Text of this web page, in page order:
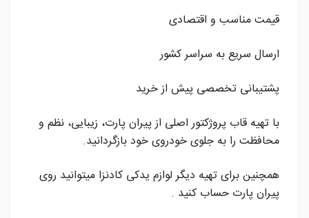
قیمت مناسب و اقتصادی
ارسال سریع به سراسر کشور
پشتیبانی تخصصی پیش از خرید
با تهیه قاب پروژکتور اصلی از پیران پارت، زیبایی، نظم و
محافظت را به جلوی خودروی خود بازگردانید.
همچنین برای تهیه دیگر لوازم یدکی کادنزا میتوانید روی
پیران پارت حساب کنید .